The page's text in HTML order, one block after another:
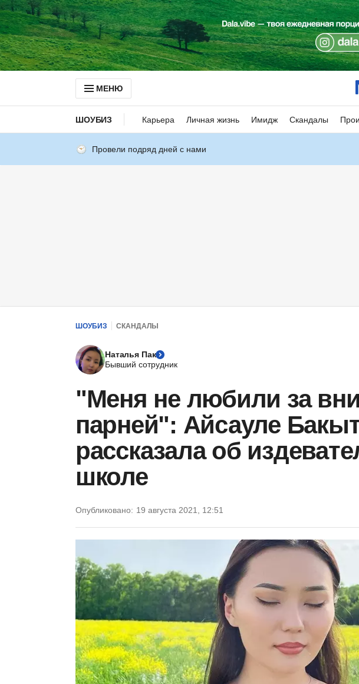
МЕНЮ
ШОУБИЗ Карьера Личная жизнь Имидж Скандалы
Провели подряд дней с нами
ШОУБИЗ СКАНДАЛЫ
Наталья Пак
Бывший сотрудник
"Меня не любили за
парней": Айсауле
рассказала об
школе
Опубликовано: 19 августа 2021, 12:51